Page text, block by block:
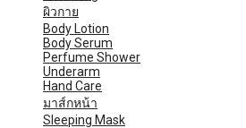
ผิวกาย
Body Lotion
Body Serum
Perfume Shower
Underarm
Hand Care
มาส์กหน้า
Sleeping Mask